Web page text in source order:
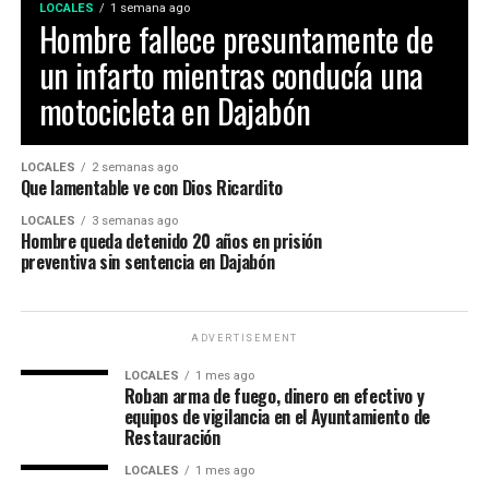
LOCALES 1 semana ago
Hombre fallece presuntamente de
un infarto mientras conducía una
motocicleta en Dajabón
LOCALES 2 semanas ago
Que lamentable ve con Dios Ricardito
LOCALES 3 semanas ago
Hombre queda detenido 20 años en prisión
preventiva sin sentencia en Dajabón
ADVERTISEMENT
LOCALES 1 mes ago
Roban arma de fuego, dinero en efectivo y
equipos de vigilancia en el Ayuntamiento de
Restauración
LOCALES 1 mes ago